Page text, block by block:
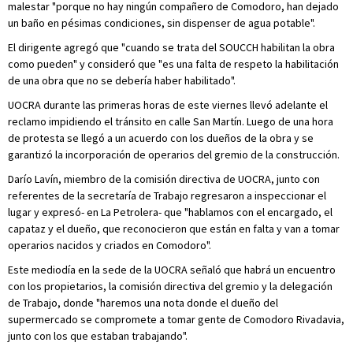
malestar "porque no hay ningún compañero de Comodoro, han dejado
un baño en pésimas condiciones, sin dispenser de agua potable".
El dirigente agregó que "cuando se trata del SOUCCH habilitan la obra
como pueden" y consideró que "es una falta de respeto la habilitación
de una obra que no se debería haber habilitado".
UOCRA durante las primeras horas de este viernes llevó adelante el
reclamo impidiendo el tránsito en calle San Martín. Luego de una hora
de protesta se llegó a un acuerdo con los dueños de la obra y se
garantizó la incorporación de operarios del gremio de la construcción.
Darío Lavín, miembro de la comisión directiva de UOCRA, junto con
referentes de la secretaría de Trabajo regresaron a inspeccionar el
lugar y expresó- en La Petrolera- que "hablamos con el encargado, el
capataz y el dueño, que reconocieron que están en falta y van a tomar
operarios nacidos y criados en Comodoro".
Este mediodía en la sede de la UOCRA señaló que habrá un encuentro
con los propietarios, la comisión directiva del gremio y la delegación
de Trabajo, donde "haremos una nota donde el dueño del
supermercado se compromete a tomar gente de Comodoro Rivadavia,
junto con los que estaban trabajando".